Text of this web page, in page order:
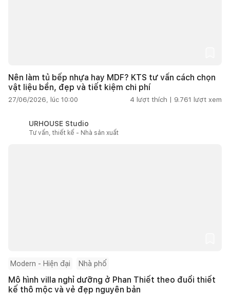
Nên làm tủ bếp nhựa hay MDF? KTS tư vấn cách chọn
vật liệu bền, đẹp và tiết kiệm chi phí
27/06/2026, lúc 10:00 4 lượt thích | 9.761 lượt xem
URHOUSE Studio
Tư vấn, thiết kế - Nhà sản xuất
Modern - Hiện đại Nhà phố
Mô hình villa nghỉ dưỡng ở Phan Thiết theo đuổi thiết
kế thô mộc và vẻ đẹp nguyên bản